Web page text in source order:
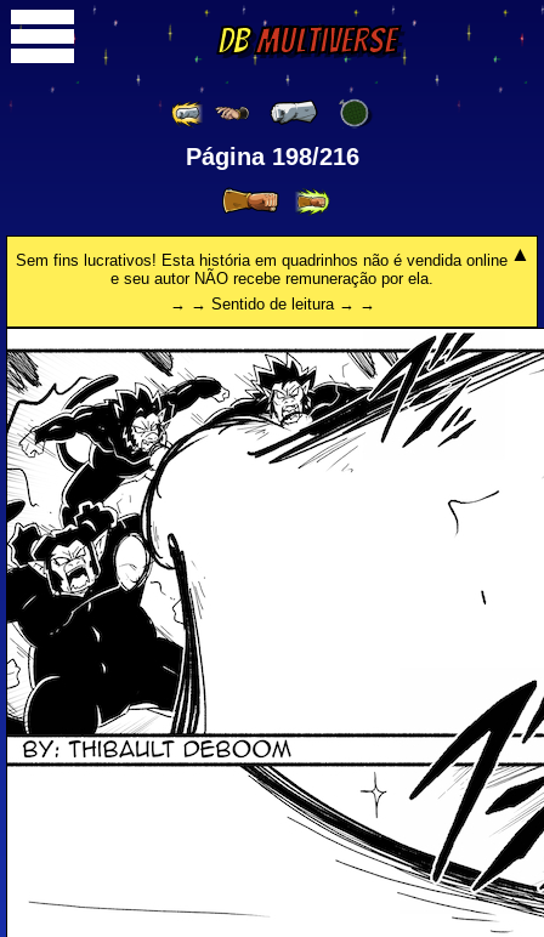
DBMultiverse
Página 198/216
Sem fins lucrativos! Esta história em quadrinhos não é vendida online
e seu autor NÃO recebe remuneração por ela.
→ → Sentido de leitura → →